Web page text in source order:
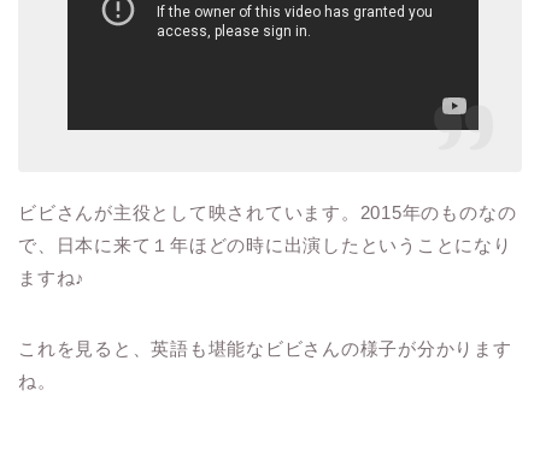
ビビさんが主役として映されています。 2015年のものなの
で、日本に来て１年ほどの時に出演したということになり
ますね♪
これを見ると、英語も堪能なビビさんの様子が分かります
ね。